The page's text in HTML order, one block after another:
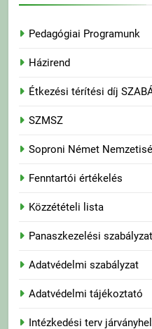
Pedagógiai Programunk
Házirend
Étkezési térítési díj
SZMSZ
Soproni Német
Fenntartói értékelés
Közzétételi lista
Panaszkezelési szabályzat
Adatvédelmi szabályzat
Adatvédelmi tájékoztató
Intézkedési terv